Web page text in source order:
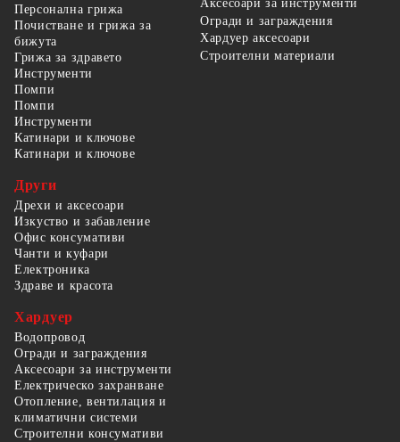
Персонална грижа
Почистване и грижа за
бижута
Грижа за здравето
Аксесоари за инструменти
Огради и заграждения
Хардуер аксесоари
Строителни материали
Инструменти
Помпи
Помпи
Инструменти
Катинари и ключове
Катинари и ключове
Други
Дрехи и аксесоари
Изкуство и забавление
Офис консумативи
Чанти и куфари
Електроника
Здраве и красота
Хардуер
Водопровод
Огради и заграждения
Аксесоари за инструменти
Електрическо захранване
Отопление, вентилация и
климатични системи
Строителни консумативи